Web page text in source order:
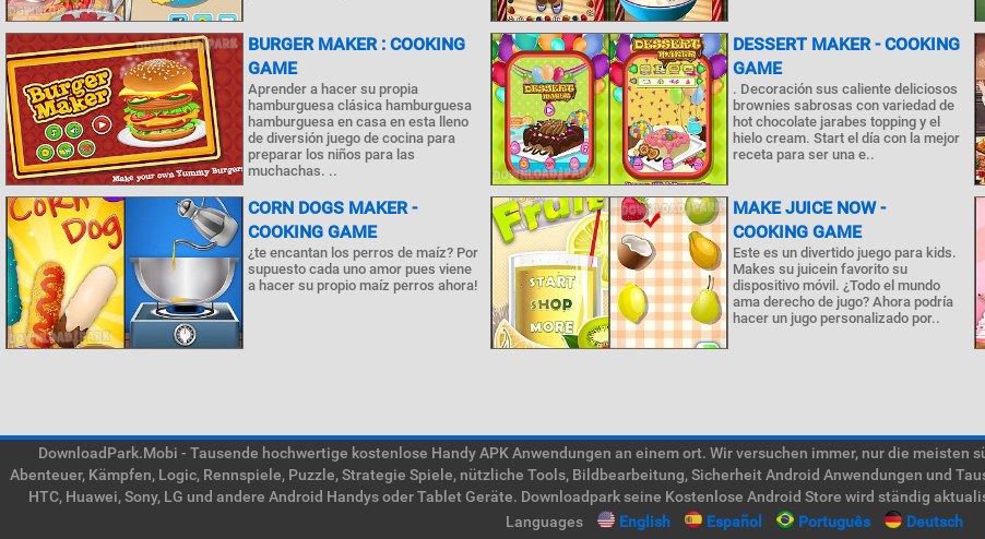
BURGER MAKER : COOKING
GAME
Aprender a hacer su propia
hamburguesa clásica hamburguesa
hamburguesa en casa en esta lleno
de diversión juego de cocina para
preparar los niños para las
muchachas. ..
DESSERT MAKER - COOKING
GAME
. Decoración sus caliente deliciosos
brownies sabrosas con variedad de
hot chocolate jarabes topping y el
hielo cream. Start el día con la mejor
receta para ser una e..
CORN DOGS MAKER -
COOKING GAME
¿te encantan los perros de maíz? Por
supuesto cada uno amor pues viene
a hacer su propio maíz perros ahora!
MAKE JUICE NOW -
COOKING GAME
Este es un divertido juego para kids.
Makes su juicein favorito su
dispositivo móvil. ¿Todo el mundo
ama derecho de jugo? Ahora podría
hacer un jugo personalizado por..
DownloadPark.Mobi - Tausende hochwertige kostenlose Handy APK Anwendungen an einem ort. Wir versuchen immer, nur die
Abenteuer, Kämpfen, Logic, Rennspiele, Puzzle, Strategie Spiele, nützliche Tools, Bildbearbeitung, Sicherheit Android Anwendungen und
HTC, Huawei, Sony, LG und andere Android Handys oder Tablet Geräte. Downloadpark seine Kostenlose Android Store wird ständig
Languages
English Español Português
Deutsch